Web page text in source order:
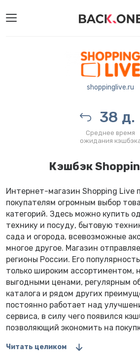
shoppinglive.ru
38 д.
Среднее время
ожидания
Кэшбэк
Интернет-магазин Shopping Live
покупателям огромным выбор
категорий. Здесь можно купить
технику и посуду, бытовую
сада и огорода, всевозможные
многое другое. Магазин
регионы России. Его
только широким ассортиментом,
выгодными ценами, регулярным
каталога и рядом других
постоянно работает над
сервиса, в силу чего появился
позволяющий экономить на
Читать целиком